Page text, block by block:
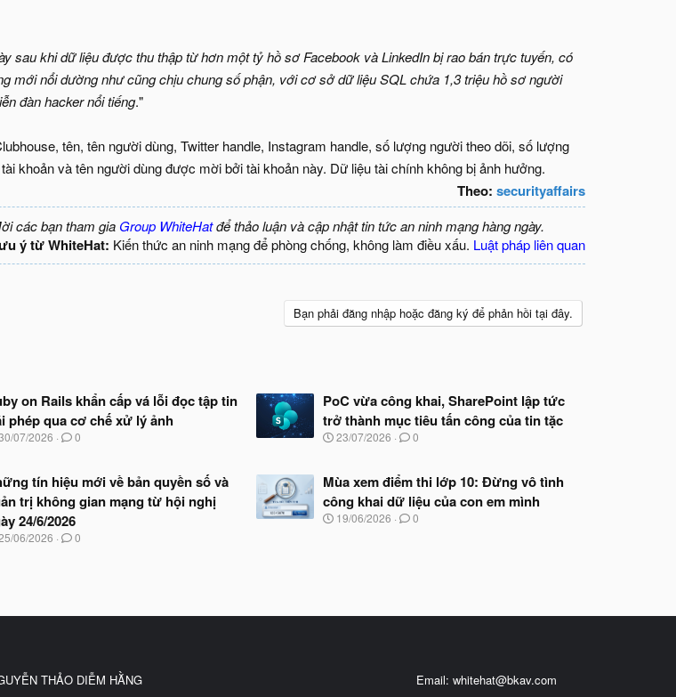
sau khi dữ liệu được thu thập từ hơn một tỷ hồ sơ Facebook và LinkedIn bị rao bán trực tuyến, có
mới nổi dường như cũng chịu chung số phận, với cơ sở dữ liệu SQL chứa 1,3 triệu hồ sơ người
đàn hacker nổi tiếng."
tên, tên người dùng, Twitter handle, Instagram handle, số lượng người theo dõi, số lượng
khoản và tên người dùng được mời bởi tài khoản này. Dữ liệu tài chính không bị ảnh hưởng.
Theo: securityaffairs
các bạn tham gia Group WhiteHatđể thảo luận và cập nhật tin tức an ninh mạng hàng ngày.
ý từ WhiteHat: Kiến thức an ninh mạng để phòng chống, không làm điều xấu. Luật pháp liên quan
Bạn phải đăng nhập hoặc đăng ký để phản hồi tại đây.
on Rails khẩn cấp vá lỗi đọc tập tin
phép qua cơ chế xử lý ảnh
b
07/2026 0
PoC vừa công khai, SharePoint lập tức
trở thành mục tiêu tấn công của tin tặc
N
y
ắ
t
23/07/2026 0
tín hiệu mới về bản quyền số và
trị không gian mạng từ hội nghị
24/6/2026
06/2026 0
Mùa xem điểm thi lớp 10: Đừng vô tình
công khai dữ liệu của con em mình
N
đ
19/06/2026 0
THẢO DIỄM HẰNG
Email: whitehat@bkav.com